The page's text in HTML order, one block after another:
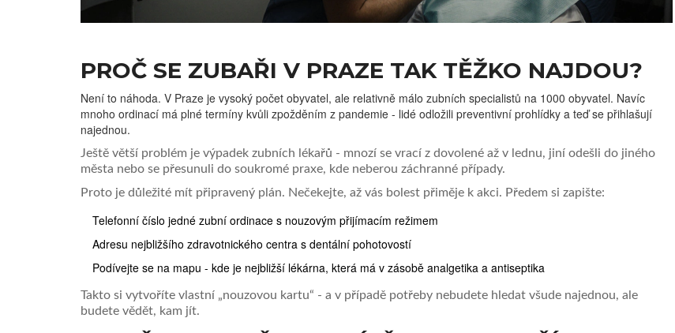
PROČ SE ZUBAŘI V PRAZE TAK TĚŽKO NAJDOU?
Není to náhoda. V Praze je vysoký počet obyvatel, ale relativně málo zubních specialistů na 1000 obyvatel. Navíc
mnoho ordinací má plné termíny kvůli zpožděním z pandemie - lidé odložili preventivní prohlídky a teď se přihlašují
najednou.
Ještě větší problém je výpadek zubních lékařů - mnozí se vrací z dovolené až v lednu, jiní odešli do jiného
města nebo se přesunuli do soukromé praxe, kde neberou záchranné případy.
Proto je důležité mít připravený plán. Nečekejte, až vás bolest přiměje k akci. Předem si zapište:
Telefonní číslo jedné zubní ordinace s nouzovým přijímacím režimem
Adresu nejbližšího zdravotnického centra s dentální pohotovostí
Podívejte se na mapu - kde je nejbližší lékárna, která má v zásobě analgetika a antiseptika
Takto si vytvoříte vlastní „nouzovou kartu“ - a v případě potřeby nebudete hledat všude najednou, ale
budete vědět, kam jít.